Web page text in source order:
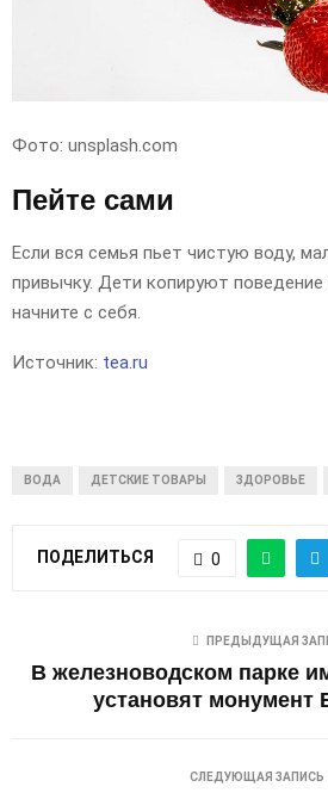
Фото: unsplash.com
Пейте сами
Если вся семья пьет чистую воду,
привычку. Дети копируют
начните с себя.
Источник: tea.ru
ВОДА ДЕТСКИЕ ТОВАРЫ ЗДОРОВЬЕ
ПОДЕЛИТЬСЯ 0
ПРЕДЫДУЩАЯ
В железноводском парке
установят монумент
СЛЕДУЮЩАЯ ЗАПИСЬ